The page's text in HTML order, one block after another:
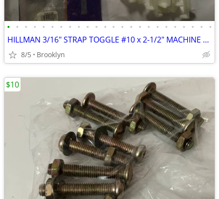
• • • • • • • • • • • • • • • • • • • • • • • •
HILLMAN 3/16" STRAP TOGGLE #10 x 2-1/2" MACHINE SCREW (6-PACK) DRYWALL
8/5 Brooklyn
$10